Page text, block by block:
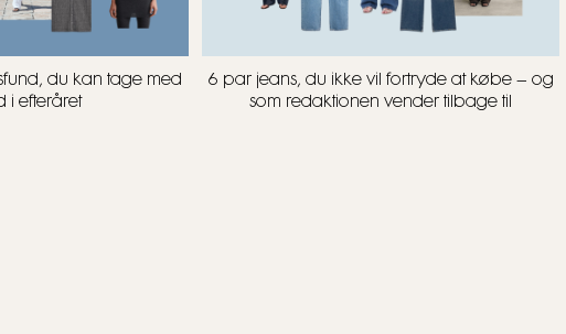
du kan tage med
i efteråret
6 par jeans, du ikke vil fortryde at købe – og
som redaktionen vender tilbage til